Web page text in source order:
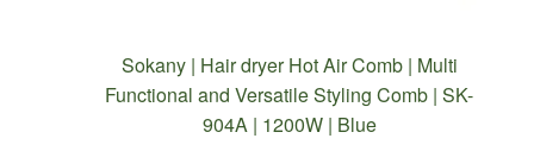
Sokany | Hair dryer Hot Air Comb | Multi
Functional and Versatile Styling Comb | SK-
904A | 1200W | Blue